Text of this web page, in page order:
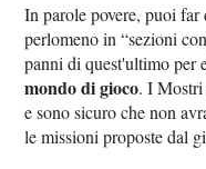
In parole povere, puoi
perlomeno in “sezioni
panni di quest'ultimo per
mondo di gioco. I
e sono sicuro che non
le missioni proposte dal